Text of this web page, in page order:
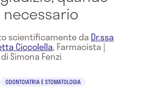
scientificamente da Dr.ssa
Ciccolella, Farmacista |
Simona Fenzi
ODONTOIATRIA E STOMATOLOGIA